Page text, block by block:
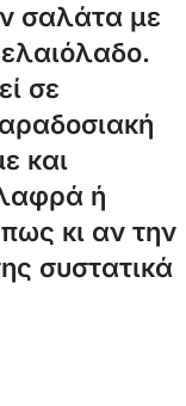
σαλάτα με
σε
και
ή
κι αν την
συστατικά